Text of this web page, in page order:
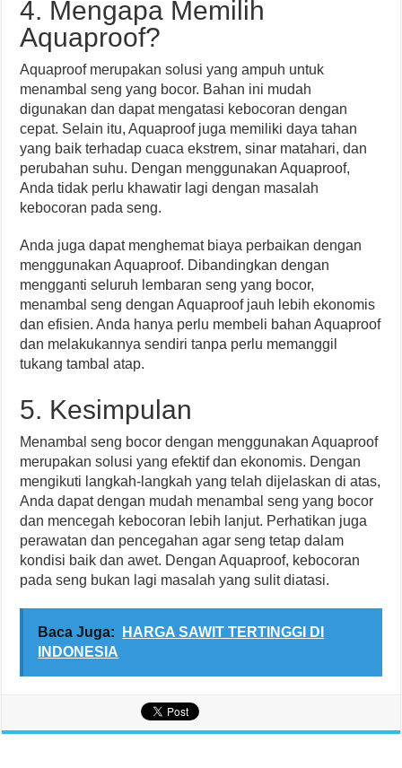
4. Mengapa Memilih
Aquaproof?
Aquaproof merupakan solusi yang ampuh untuk
menambal seng yang bocor. Bahan ini mudah
digunakan dan dapat mengatasi kebocoran dengan
cepat. Selain itu, Aquaproof juga memiliki daya tahan
yang baik terhadap cuaca ekstrem, sinar matahari, dan
perubahan suhu. Dengan menggunakan Aquaproof,
Anda tidak perlu khawatir lagi dengan masalah
kebocoran pada seng.
Anda juga dapat menghemat biaya perbaikan dengan
menggunakan Aquaproof. Dibandingkan dengan
mengganti seluruh lembaran seng yang bocor,
menambal seng dengan Aquaproof jauh lebih ekonomis
dan efisien. Anda hanya perlu membeli bahan Aquaproof
dan melakukannya sendiri tanpa perlu memanggil
tukang tambal atap.
5. Kesimpulan
Menambal seng bocor dengan menggunakan Aquaproof
merupakan solusi yang efektif dan ekonomis. Dengan
mengikuti langkah-langkah yang telah dijelaskan di atas,
Anda dapat dengan mudah menambal seng yang bocor
dan mencegah kebocoran lebih lanjut. Perhatikan juga
perawatan dan pencegahan agar seng tetap dalam
kondisi baik dan awet. Dengan Aquaproof, kebocoran
pada seng bukan lagi masalah yang sulit diatasi.
Baca Juga:
HARGA SAWIT TERTINGGI DI
INDONESIA